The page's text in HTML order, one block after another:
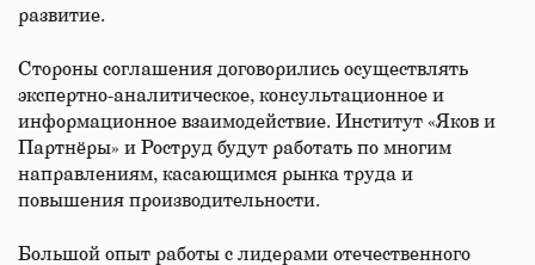
развитие.
Стороны соглашения договорились осуществлять
экспертно-аналитическое, консультационное и
информационное взаимодействие. Институт «Яков и
Партнёры» и Роструд будут работать по многим
направлениям, касающимся рынка труда и
повышения производительности.
Большой опыт работы с лидерами отечественного